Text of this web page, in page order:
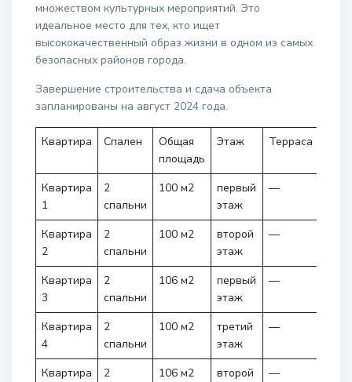
множеством культурных мероприятий. Это
идеальное место для тех, кто ищет
высококачественный образ жизни в одном из самых
безопасных районов города.
Завершение строительства и сдача объекта
запланированы на август 2024 года.
Квартира Спален
Общая
площадь
Этаж Терраса
Квартира
1
2
спальни
100 м2
первый
этаж
—
Квартира
2
2
спальни
100 м2
второй
этаж
—
Квартира
3
2
спальни
106 м2
первый
этаж
—
Квартира
4
2
спальни
100 м2
третий
этаж
—
Квартира
2
106 м2
второй
—